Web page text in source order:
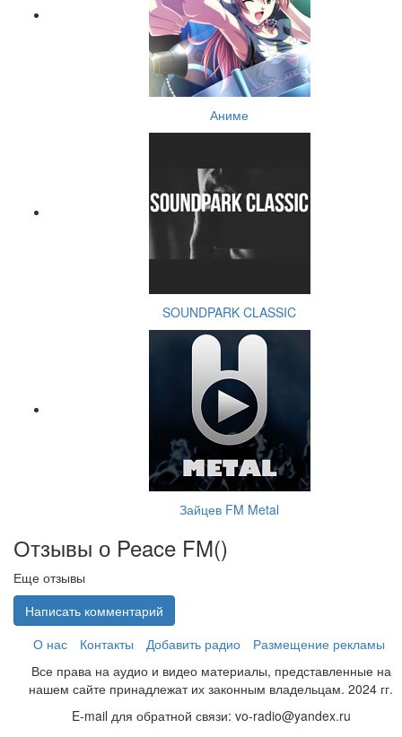
Аниме
SOUNDPARK CLASSIC
Зайцев FM Metal
Отзывы о Peace FM()
Еще отзывы
Написать комментарий
О нас
Контакты Добавить радио
Размещение рекламы
Все права на аудио и видео материалы, представленные на
нашем сайте принадлежат их законным владельцам. 2024 гг.
E-mail для обратной связи: vo-radio@yandex.ru